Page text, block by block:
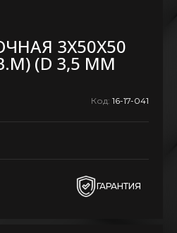
3Х50Х50
(D 3,5 ММ
Код: 16-17-041
ГАРАНТИЯ